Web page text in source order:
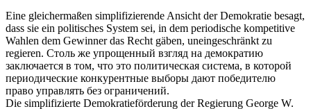
Eine gleichermaßen simplifizierende Ansicht der Demokratie besagt,
dass sie ein politisches System sei, in dem periodische kompetitive
Wahlen dem Gewinner das Recht gäben, uneingeschränkt zu
regieren. Столь же упрощенный взгляд на демократию
заключается в том, что это политическая система, в которой
периодические конкурентные выборы дают победителю
право управлять без ограничений.
Die simplifizierte Demokratieförderung der Regierung George W.